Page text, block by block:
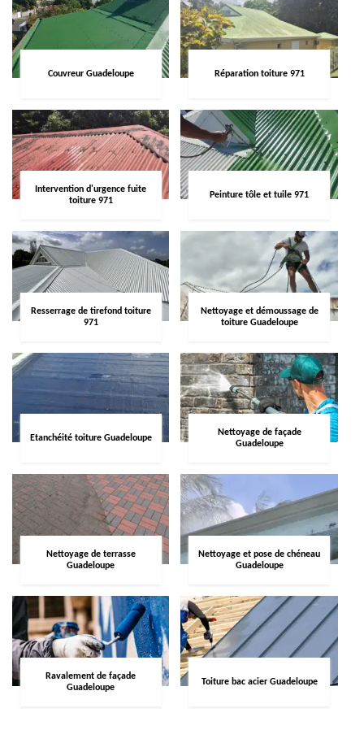
Couvreur Guadeloupe Réparation toiture 971
Intervention d'urgence fuite
toiture 971
Peinture tôle et tuile 971
Resserrage de tirefond toiture
971
Nettoyage et démoussage de
toiture Guadeloupe
Etanchéité toiture Guadeloupe
Nettoyage de façade
Guadeloupe
Nettoyage de terrasse
Guadeloupe
Nettoyage et pose de chéneau
Guadeloupe
Ravalement de façade
Guadeloupe
Toiture bac acier Guadeloupe